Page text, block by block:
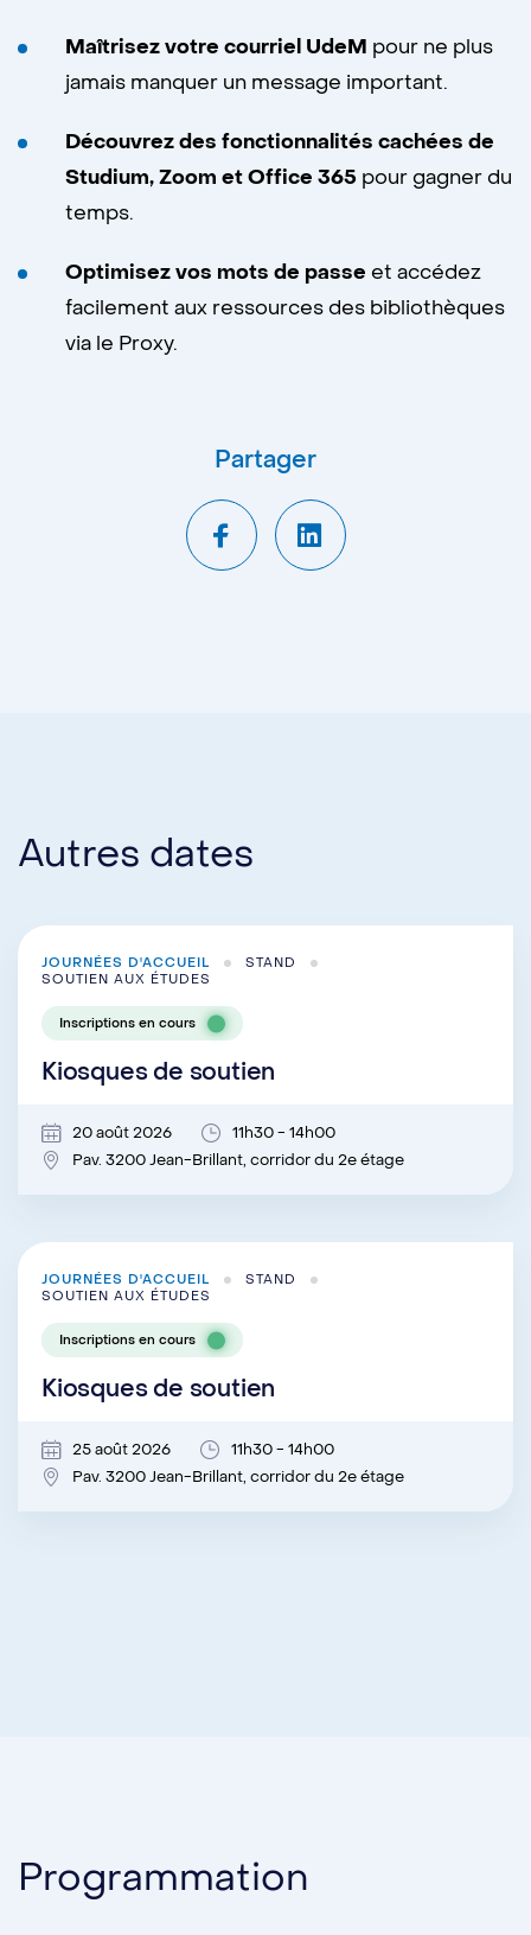
Maîtrisez votre courriel UdeM pour ne plus
jamais manquer un message important.
Découvrez des fonctionnalités cachées de
Studium, Zoom et Office 365 pour gagner du
temps.
Optimisez vos mots de passe et accédez
facilement aux ressources des bibliothèques
via le Proxy.
Partager
Autres dates
JOURNÉES D'ACCUEIL
STAND
SOUTIEN AUX ÉTUDES
Inscriptions en cours
Kiosques de soutien
20 août 2026
11h30 - 14h00
Pav. 3200 Jean-Brillant, corridor du 2e étage
JOURNÉES D'ACCUEIL
STAND
SOUTIEN AUX ÉTUDES
Inscriptions en cours
Kiosques de soutien
25 août 2026
11h30 - 14h00
Pav. 3200 Jean-Brillant, corridor du 2e étage
Programmation